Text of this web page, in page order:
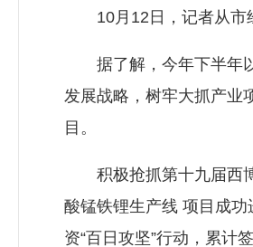
10月12日，记者从市经
据了解，今年下半年以
发展战略，树牢大抓产业
目。
积极抢抓第十九届西博
酸锰铁锂生产线 项目成
资“百日攻坚”行动，累计